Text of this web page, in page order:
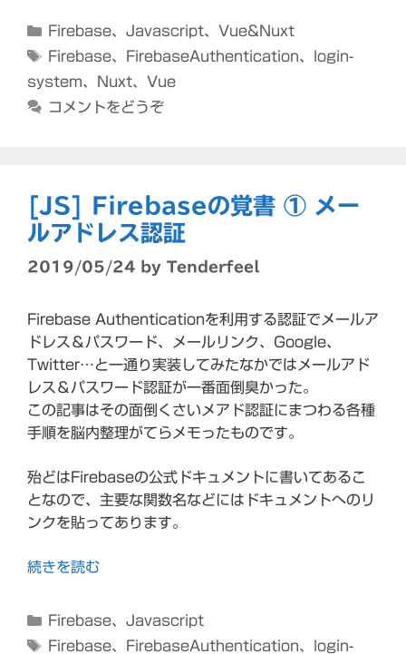
カ
テ
ー
Firebase、 Javascript、 Vue&Nuxt
タ
グ
Firebase、 FirebaseAuthentication、 login-
system、 Nuxt、 Vue
コメントをどうぞ
[JS] Firebaseの覚書 ① メー
ルアドレス認証
2019/05/24 by Tenderfeel
Firebase Authenticationを利用する認証でメールア
ドレス＆パスワード、メールリンク、Google、
Twitter…と一通り実装してみたなかではメールアド
レス＆パスワード認証が一番面倒臭かった。
この記事はその面倒くさいメアド認証にまつわる各種
手順を脳内整理がてらメモったものです。
殆どはFirebaseの公式ドキュメントに書いてあるこ
となので、主要な関数名などにはドキュメントへのリ
ンクを貼ってあります。
続きを読む
カ
テ
Firebase、 Javascript
タ
Firebase、 FirebaseAuthentication、 login-